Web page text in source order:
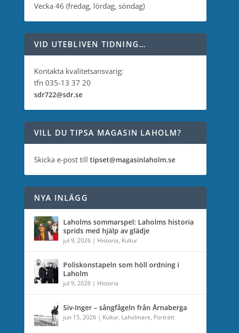
Vecka 46 (fredag, lördag, söndag)
VID UTEBLIVEN TIDNING…
Kontakta kvalitetsansvarig:
tfn 035-13 37 20
sdr722@sdr.se
VILL DU TIPSA MAGASIN LAHOLM?
Skicka e-post till tipset@magasinlaholm.se
NYA INLÄGG
Laholms sommarspel: Laholms historia
sprids med hjälp av glädje
jul 9, 2026| Historia, Kultur
Poliskonstapeln som höll ordning i
Laholm
jul 9, 2026| Historia
Siv-Inger – sångfågeln från Årnaberga
jun 15, 2026| Kultur, Laholmare, Porträtt